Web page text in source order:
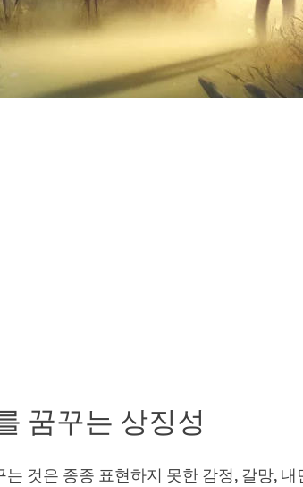
꿈꾸는 상징성
는 것은 종종 표현하지 못한 감정, 갈망,